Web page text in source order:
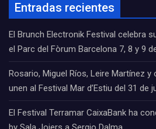
Entradas recientes
El Brunch Electronik Festival celebra
el Parc del Fòrum Barcelona 7, 8 y 9
Rosario, Miguel Ríos, Leire Martínez
unen al Festival Mar d’Estiu del 31 de
El Festival Terramar CaixaBank ha